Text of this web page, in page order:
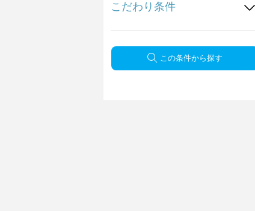
こだわり条件
この条件から探す